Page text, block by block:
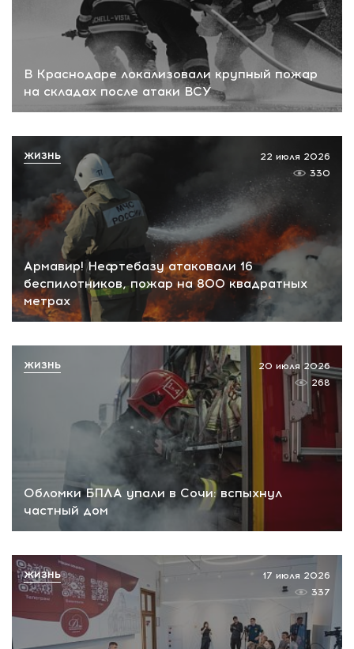
В Краснодаре локализовали крупный пожар
на складах после атаки ВСУ
Армавир! Нефтебазу атаковали 16
беспилотников, пожар на 800 квадратных
метрах
22 июля 2026
330
ЖИЗНЬ
Обломки БПЛА упали в Сочи: вспыхнул
частный дом
20 июля 2026
268
ЖИЗНЬ
17 июля 2026
337
ЖИЗНЬ